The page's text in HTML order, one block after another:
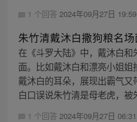
1 个回答 2024年09月27日 19:59
朱竹清戴沐白撒狗粮名场
在《斗罗大陆》中，戴沐白
面。比如戴沐白和漂亮小姐
戴沐白的耳朵，展现出霸气
白口误说朱竹清是母老虎，被
1 个回答 2024年09月27日 06:31